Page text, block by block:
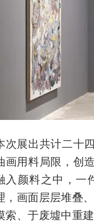
次展出共计二十
画用料局限，创
入颜料之中，一
，画面层层堆叠
索、于废墟中重